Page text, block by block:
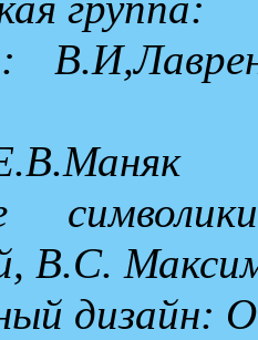
B.C.
дизайн: